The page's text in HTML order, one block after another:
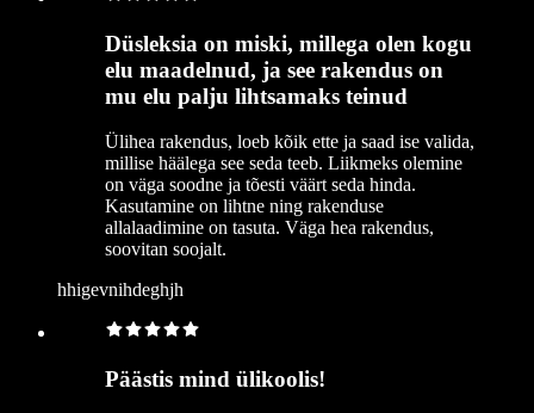
Düsleksia on miski, millega olen kogu
elu maadelnud, ja see rakendus on
mu elu palju lihtsamaks teinud
Ülihea rakendus, loeb kõik ette ja saad ise valida,
millise häälega see seda teeb. Liikmeks olemine
on väga soodne ja tõesti väärt seda hinda.
Kasutamine on lihtne ning rakenduse
allalaadimine on tasuta. Väga hea rakendus,
soovitan soojalt.
hhigevnihdeghjh
Päästis mind ülikoolis!